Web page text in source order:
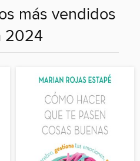
más vendidos
2024